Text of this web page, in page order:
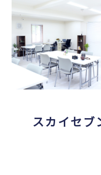
スカイセブ